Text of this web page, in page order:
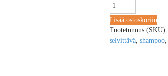
Lisää ostoskoriin
Tuotetunnus (SKU):
selvittävä, shampoo,